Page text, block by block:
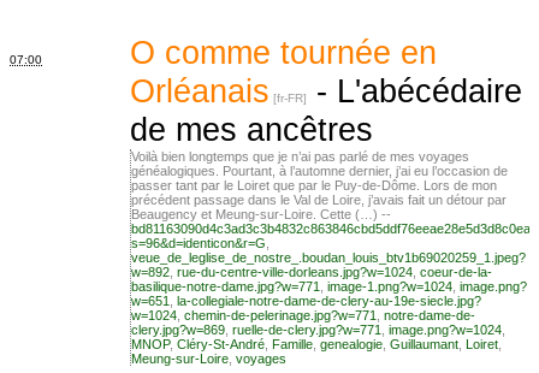
MES ANCÊTRES –
Tout ce que j’aurais
aimé savoir sur ma
famille mais n’ai
07:00
O comme tournée en
Orléanais
- L'abécédaire
de mes ancêtres
Voilà bien longtemps que je n’ai pas parlé de mes voyages
généalogiques. Pourtant, à l’automne dernier, j’ai eu l’occasion de
passer tant par le Loiret que par le Puy-de-Dôme. Lors de mon
précédent passage dans le Val de Loire, j’avais fait un détour par
Beaugency et Meung-sur-Loire. Cette (…) --
s=96&d=identicon&r=G,
veue_de_leglise_de_nostre_.boudan_louis_btv1b69020259_1.jpeg?
w=892, rue-du-centre-ville-dorleans.jpg?w=1024, coeur-de-la-
basilique-notre-dame.jpg?w=771, image-1.png?w=1024, image.png?
w=651, la-collegiale-notre-dame-de-clery-au-19e-siecle.jpg?
w=1024, chemin-de-pelerinage.jpg?w=771, notre-dame-de-
clery.jpg?w=869, ruelle-de-clery.jpg?w=771, image.png?w=1024,
MNOP, Cléry-St-André, Famille, genealogie, Guillaumant, Loiret,
Meung-sur-Loire, voyages